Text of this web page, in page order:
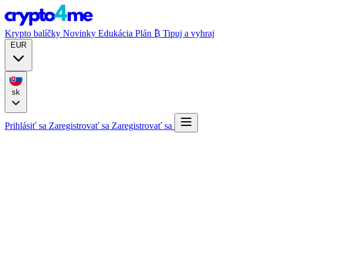
Krypto balíčky Novinky Edukácia Plán ₿ Tipuj a vyhraj
Prihlásiť sa Zaregistrovať sa Zaregistrovať sa